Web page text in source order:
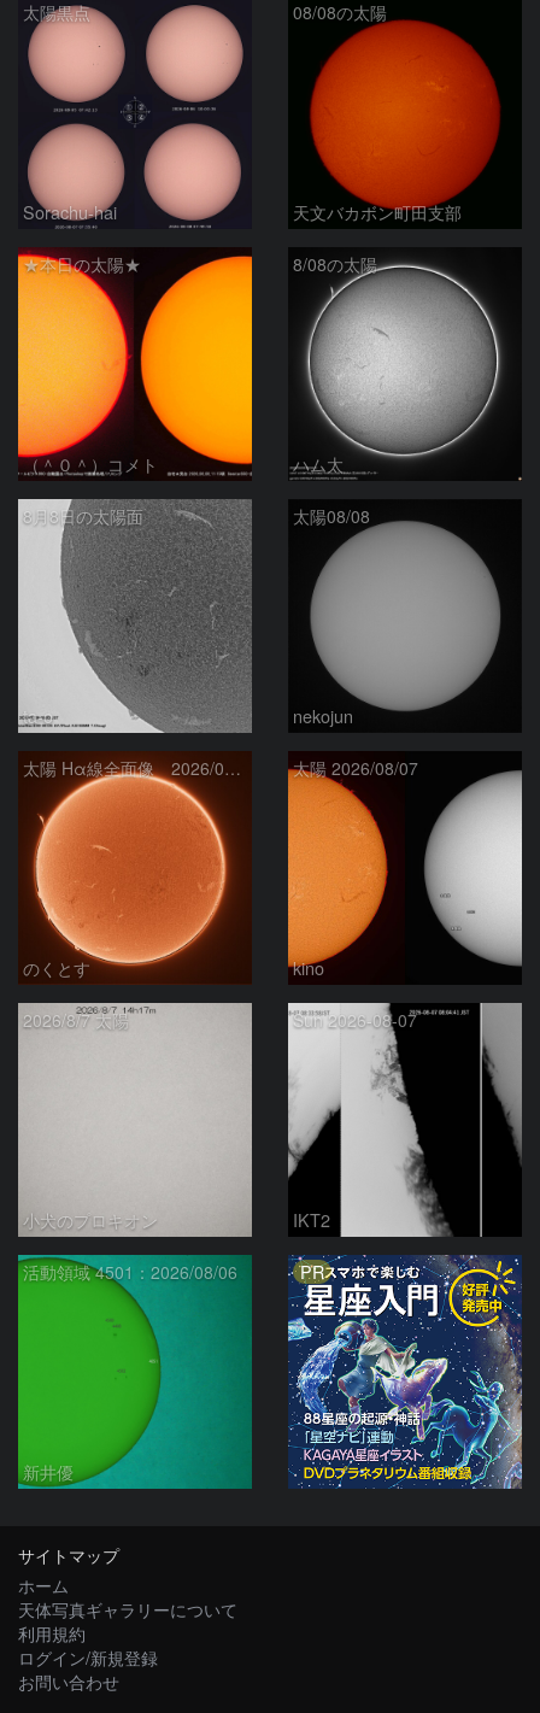
太陽黒点
Sorachu-hai
08/08の太陽
天文バカボン町田支部
★本日の太陽★
（＾０＾）コメト
8/08の太陽
ハム太
8月8日の太陽面
ta-o
太陽08/08
nekojun
太陽 Hα線全面像 2026/08/08
のくとす
太陽 2026/08/07
kino
2026/8/7 太陽
小犬のプロキオン
Sun 2026-08-07
IKT2
活動領域 4501：2026/08/06
新井優
PR
サイトマップ
ホーム
天体写真ギャラリーについて
利用規約
ログイン/新規登録
お問い合わせ